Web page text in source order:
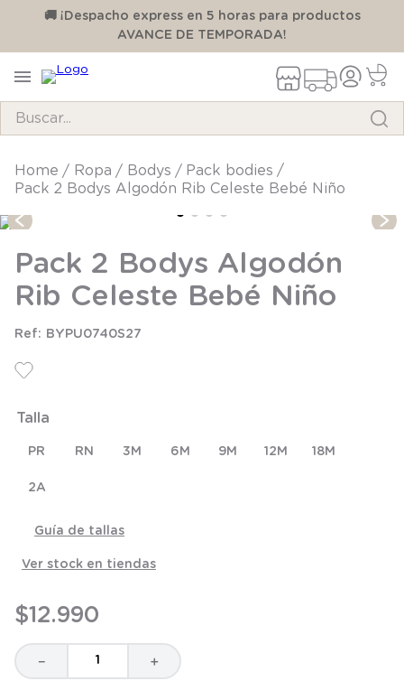
🚚 ¡Despacho express en 5 horas para productos
AVANCE DE TEMPORADA!
ropa bodys
pack bodies
Pack 2 Bodys Algodón Rib Celeste Bebé Niño
Pack 2 Bodys Algodón
Rib Celeste Bebé Niño
BYPU0740S27
Talla
PR RN 3M 6M 9M 12M 18M
2A
Guía de tallas
Ver stock en tiendas
$12.990
＋
－
TÉRMINOS MÁS BUSCADOS
3.
zapatillas
4.
body
5
manta
8.
9.
saco dormir
10